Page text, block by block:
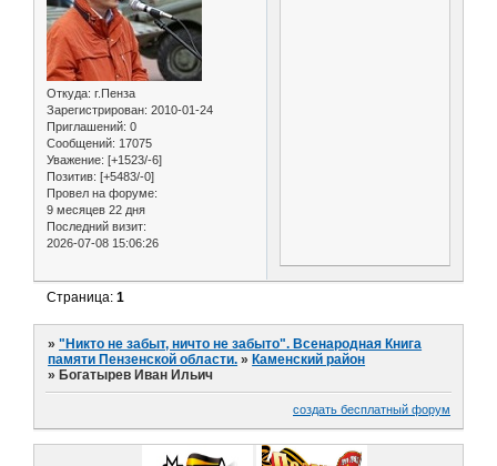
Откуда: г.Пенза
Зарегистрирован: 2010-01-24
Приглашений: 0
Сообщений: 17075
Уважение: [+1523/-6]
Позитив: [+5483/-0]
Провел на форуме:
9 месяцев 22 дня
Последний визит:
2026-07-08 15:06:26
Страница:1
»"Никто не забыт, ничто не забыто". Всенародная Книга
памяти Пензенской области. » Каменский район
» Богатырев Иван Ильич
создать бесплатный форум